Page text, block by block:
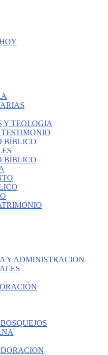
Y TEOLOGIA
BÍBLICO
BÍBLICO
Y ADMINISTRACION